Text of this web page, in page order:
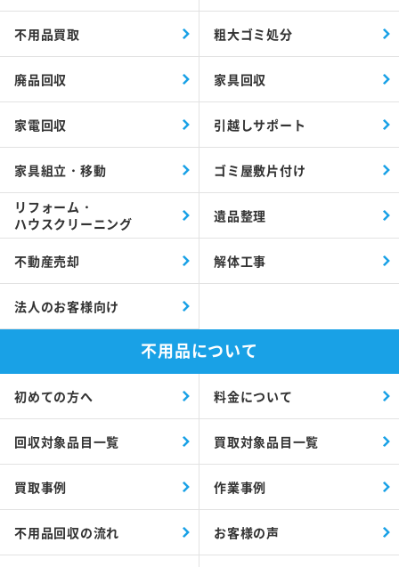
不用品買取 粗大ゴミ処分
廃品回収 家具回収
家電回収 引越しサポート
家具組立・移動 ゴミ屋敷片付け
リフォーム・
ハウスクリーニング
遺品整理
不動産売却 解体工事
法人のお客様向け
不用品について
初めての方へ 料金について
回収対象品目一覧 買取対象品目一覧
買取事例 作業事例
不用品回収の流れ お客様の声